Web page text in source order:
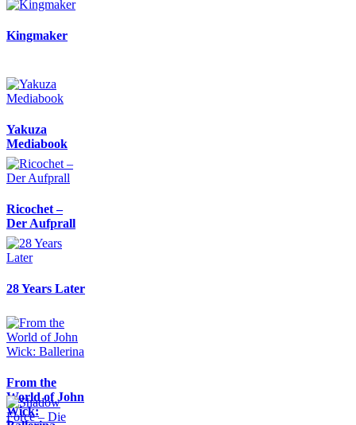
Kingmaker
Yakuza
Mediabook
Ricochet –
Der Aufprall
28 Years Later
From the
World of John
Wick: